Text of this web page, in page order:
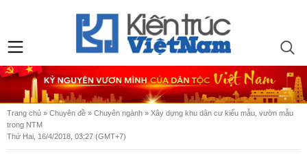
Trang chủ » Chuyên đề » Chuyên ngành » Xây dựng khu dân cư kiểu mẫu, vườn mẫu
trong NTM
Thứ Hai, 16/4/2018, 03:27 (GMT+7)